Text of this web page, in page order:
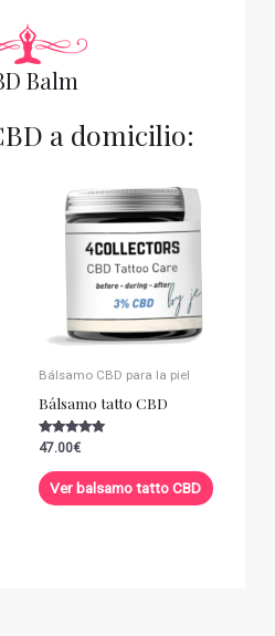
Balm
a domicilio:
Bálsamo CBD para la piel
Bálsamo tatto CBD
Valorado con
de 5
47.00€
Ver balsamo tatto CBD